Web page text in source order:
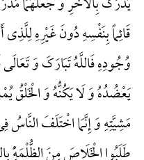
قَائِماً بِنَفْسِهِ دُونَ غَیْرِهِ
وُجُودِهِ فَاللَّهُ تَبَارَکَ وَ
یَعْضُدُهُ وَ لَا یَکُنُّهُ وَ الْخَلْقُ
مَشِیَّتِهِ وَ إِنَّمَا اخْتَلَفَ النَّاسُ